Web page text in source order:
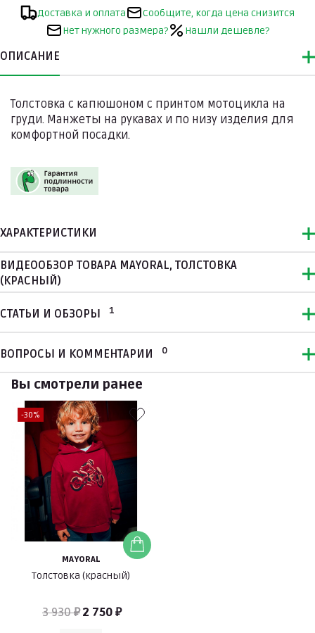
Доставка и оплата
Сообщите, когда цена снизится
Нет нужного размера?
Нашли дешевле?
ОПИСАНИЕ
Толстовка с капюшоном с принтом мотоцикла на
груди. Манжеты на рукавах и по низу изделия для
комфортной посадки.
ХАРАКТЕРИСТИКИ
ВИДЕООБЗОР ТОВАРА MAYORAL, ТОЛСТОВКА
(КРАСНЫЙ)
СТАТЬИ И ОБЗОРЫ 1
ВОПРОСЫ И КОММЕНТАРИИ 0
Вы смотрели ранее
-30%
MAYORAL
Толстовка (красный)
3 930 ₽ 2 750 ₽